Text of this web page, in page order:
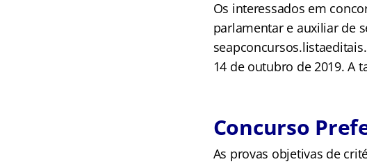
Os interessados em
parlamentar e auxiliar de
14 de outubro de 2019. A
Concurso
As provas objetivas de